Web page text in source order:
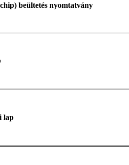
beültetés nyomtatvány
lap